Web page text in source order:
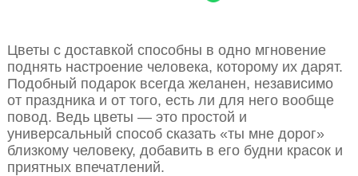
Цветы с доставкой способны в одно мгновение
поднять настроение человека, которому их дарят.
Подобный подарок всегда желанен, независимо
от праздника и от того, есть ли для него вообще
повод. Ведь цветы — это простой и
универсальный способ сказать «ты мне дорог»
близкому человеку, добавить в его будни красок и
приятных впечатлений.